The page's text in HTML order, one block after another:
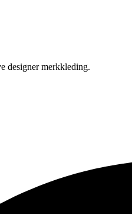
designer merkkleding.